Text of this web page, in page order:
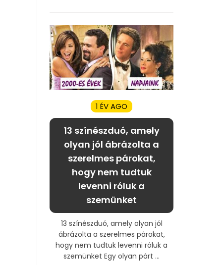
1 ÉV AGO
13 színészduó, amely
olyan jól ábrázolta a
szerelmes párokat,
hogy nem tudtuk
levenni róluk a
szemünket
13 színészduó, amely olyan jól
ábrázolta a szerelmes párokat,
hogy nem tudtuk levenni róluk a
szemünket Egy olyan párt ...